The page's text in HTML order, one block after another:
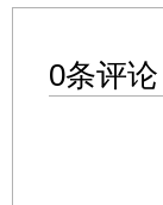
0条评论